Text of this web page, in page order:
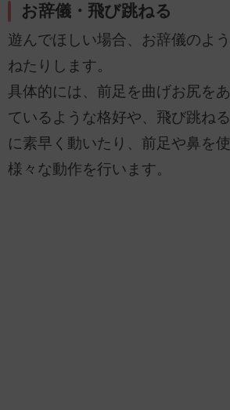
お辞儀・飛び跳ねる
遊んでほしい場合、お辞儀のよ
ねたりします。
具体的には、前足を曲げお尻を
ているような格好や、飛び跳ね
に素早く動いたり、前足や鼻を
様々な動作を行います。